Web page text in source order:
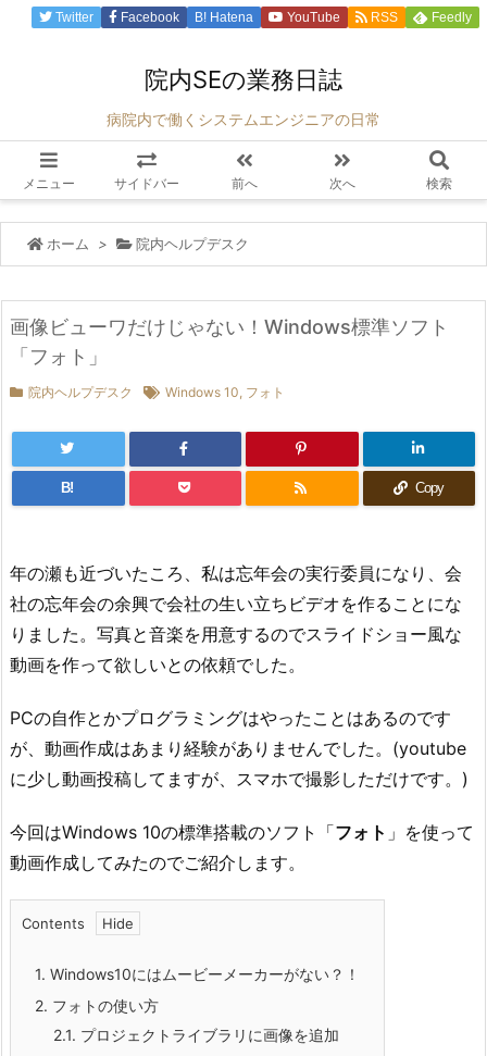
院内SEの業務日誌
病院内で働くシステムエンジニアの日常
メニュー サイドバー 前へ 次へ 検索
Twitter Facebook B! Hatena YouTube RSS Feedly
ホーム > 院内ヘルプデスク
画像ビューワだけじゃない！Windows標準ソフト
「フォト」
院内ヘルプデスク Windows 10, フォト
B! Copy
年の瀬も近づいたころ、私は忘年会の実行委員になり、会
社の忘年会の余興で会社の生い立ちビデオを作ることにな
りました。写真と音楽を用意するのでスライドショー風な
動画を作って欲しいとの依頼でした。
PCの自作とかプログラミングはやったことはあるのです
が、動画作成はあまり経験がありませんでした。(youtube
に少し動画投稿してますが、スマホで撮影しただけです。)
今回はWindows 10の標準搭載のソフト「フォト 」を使って
動画作成してみたのでご紹介します。
Contents
1. Windows10にはムービーメーカーがない？！
2. フォトの使い方
2.1. プロジェクトライブラリに画像を追加